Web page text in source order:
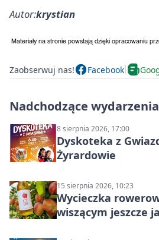
Autor:krystian
Zaobserwuj nas! Facebook
Nadchodzące wydarzenia
8 sierpnia 2026, 17:00
Dyskoteka z
Żyrardowie
15 sierpnia 2026, 10:23
Wycieczka
wiszącym jeszcze